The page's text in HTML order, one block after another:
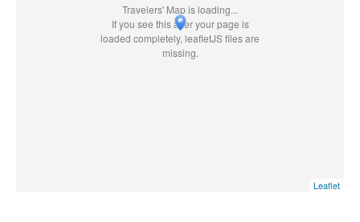
Travelers' Map is loading...
If you see this after your page is
loaded completely, leafletJS files are
missing.
Leaflet